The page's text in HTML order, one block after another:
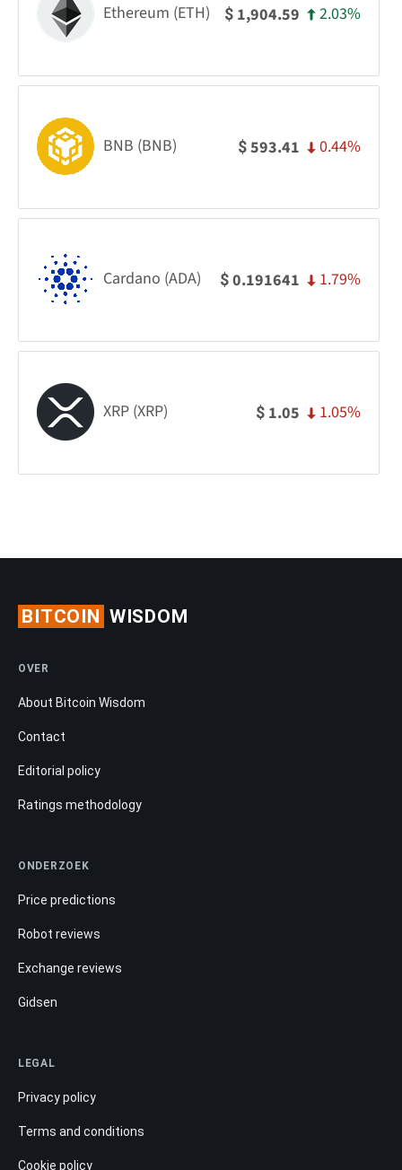
Ethereum (ETH) $ 1,904.59 2.03%
BNB (BNB) $593.41 0.44%
Cardano (ADA) $0.191641 1.79%
XRP (XRP) $ 1.05 1.05%
BITCOIN WISDOM
OVER
About Bitcoin Wisdom
Contact
Editorial policy
Ratings methodology
ONDERZOEK
Price predictions
Robot reviews
Exchange reviews
Gidsen
LEGAL
Privacy policy
Terms and conditions
Cookie policy